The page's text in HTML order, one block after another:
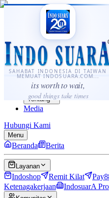
SAHABAT INDONESIA DI TAIWAN
MEMUAT INDOSUARA.COM...
its worth to wait,
good things take times
·...
⌘K
Sahabat Indonesia di
Berita
Layanan
Komunitas
Panduan
Tentang
Media
Hubungi Kami
Menu
Beranda Berita
Layanan
Indoshop Remit Kilat
Ketenagakerjaan
IndosuarA